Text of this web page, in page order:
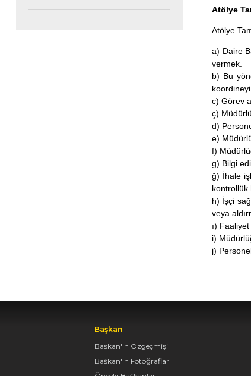
Atölye
Atölye
a) Daire
vermek.
b) Bu
c) Görev
ç)
d)
e)
f)
g) Bilgi
ğ) İhale
kontrollük
h) İşçi
veya
ı)
i)
j)
Başkan
Başkan'ın Özgeçmişi
Başkan'ın Fotoğrafları